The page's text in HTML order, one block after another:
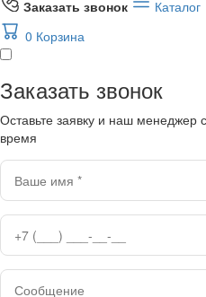
Заказать звонок
Каталог
0 Корзина
Заказать звонок
Оставьте заявку и наш менеджер
время